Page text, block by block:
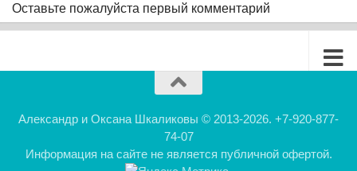
Оставьте пожалуйста первый комментарий
Александр и Оксана Шкаликовы © 2013-2026. +7-920-877-
74-07
Информация на сайте не является публичной офертой.